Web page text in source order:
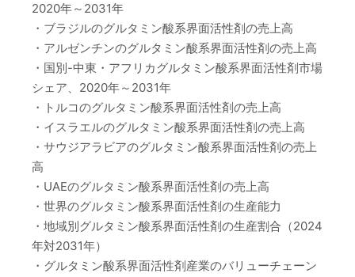
2020年～2031年
・ブラジルのグルタミン酸系界面活性剤の売上高
・アルゼンチンのグルタミン酸系界面活性剤の売上高
・国別-中東・アフリカグルタミン酸系界面活性剤市場
シェア、2020年～2031年
・トルコのグルタミン酸系界面活性剤の売上高
・イスラエルのグルタミン酸系界面活性剤の売上高
・サウジアラビアのグルタミン酸系界面活性剤の売上
高
・UAEのグルタミン酸系界面活性剤の売上高
・世界のグルタミン酸系界面活性剤の生産能力
・地域別グルタミン酸系界面活性剤の生産割合（2024
年対2031年）
・グルタミン酸系界面活性剤産業のバリューチェーン